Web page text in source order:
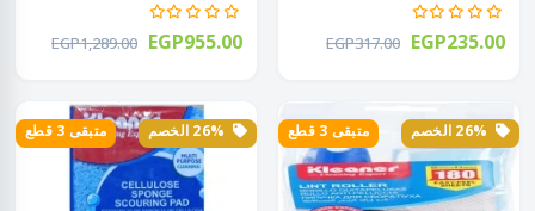
EGP317.00 EGP235.00
EGP1,289.00 EGP955.00
متبقى 3 قطع متبقى 3 قطع